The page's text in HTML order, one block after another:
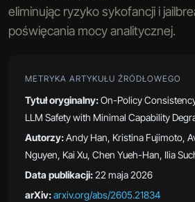
eliminując ryzyko sykofancji i
poświęcania mocy analitycznej.
METRYKA ARTYKUŁU ŹRÓDŁOWEGO
Tytuł oryginalny:On-Policy
LLM Safety with Minimal Capability
Autorzy:Andy Han, Kristina Fujimoto,
Nguyen, Kai Xu, Chen Yueh-Han, Ilia
Data publikacji:22 maja 2026
arXiv:arxiv.org/abs/2605.21834